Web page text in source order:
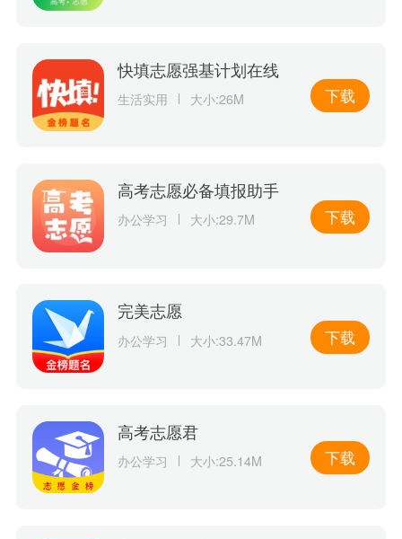
快填志愿强基计划在线
生活实用 大小:26M 下载
高考志愿必备填报助手
办公学习 大小:29.7M 下载
完美志愿
办公学习 大小:33.47M 下载
高考志愿君
办公学习 大小:25.14M 下载